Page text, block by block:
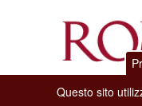
Dipartimento
Questo sito